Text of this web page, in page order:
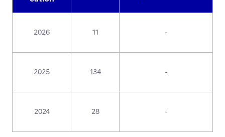
2026 11 -
2025 134 -
2024 28 -